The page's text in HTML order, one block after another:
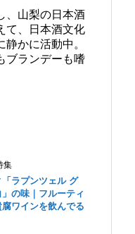
、山梨の日本酒
て、日本酒文化
かに活動中。
ブランデーも嗜
集
ラプンツェル グ
の味｜フルーティ
ワインを飲んでる